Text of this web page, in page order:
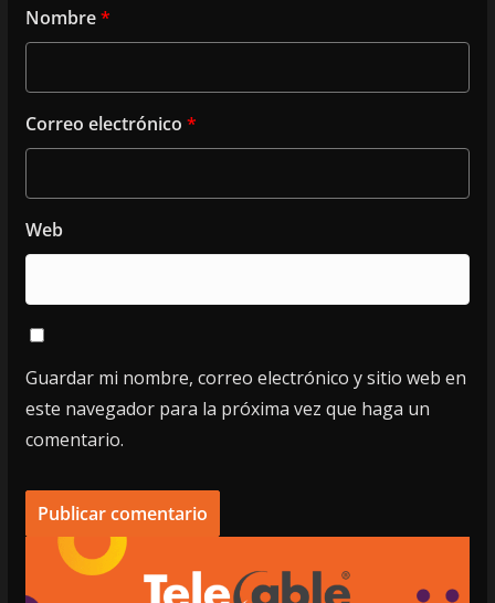
Nombre*
Correo electrónico *
Web
Guardar mi nombre, correo electrónico y sitio web en
este navegador para la próxima vez que haga un
comentario.